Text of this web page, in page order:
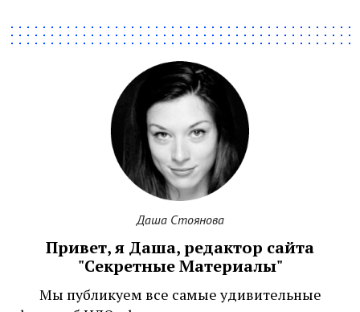
Даша Стоянова
Привет, я Даша, редактор сайта
"Секретные Материалы"
Мы публикуем все самые удивительные